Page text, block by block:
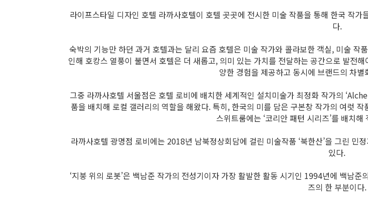
라이프스타일 디자인 호텔 라까사호텔이 호텔 곳곳에 전시한 미술 작품을 통해 한국 작
다.
숙박의 기능만 하던 과거 호텔과는 달리 요즘 호텔은 미술 작가와 콜라보한 객실, 미술
인해 호캉스 열풍이 불면서 호텔은 더 새롭고, 의미 있는 가치를 전달하는 공간으로 발전
양한 경험을 제공하고 동시에 브랜드의 차
그중 라까사호텔 서울점은 호텔 로비에 배치한 세계적인 설치미술가 최정화 작가의
품을 배치해 로컬 갤러리의 역할을 해왔다. 특히, 한국의 미를 담은 구본창 작가의 여럿
스위트룸에는 ‘코리안 패턴 시리즈’를 배치
라까사호텔 광명점 로비에는 2018년 남북정상회담에 걸린 미술작품 ‘북한산’을 그린 민
있다.
‘지붕 위의 로봇’은 백남준 작가의 전성기이자 가장 활발한 활동 시기인 1994년에 백남
즈의 한 부분이다.